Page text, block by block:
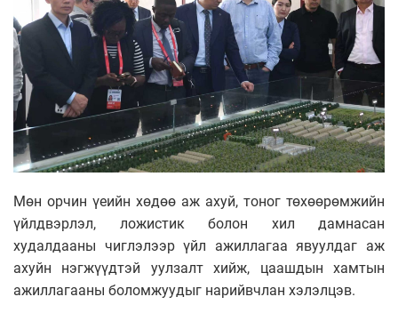
Мөн орчин үеийн хөдөө аж ахуй, тоног төхөөрөмжийн
үйлдвэрлэл, ложистик болон хил дамнасан
худалдааны чиглэлээр үйл ажиллагаа явуулдаг аж
ахуйн нэгжүүдтэй уулзалт хийж, цаашдын хамтын
ажиллагааны боломжуудыг нарийвчлан хэлэлцэв.